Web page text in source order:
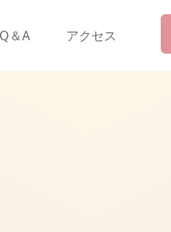
Q＆A アクセス